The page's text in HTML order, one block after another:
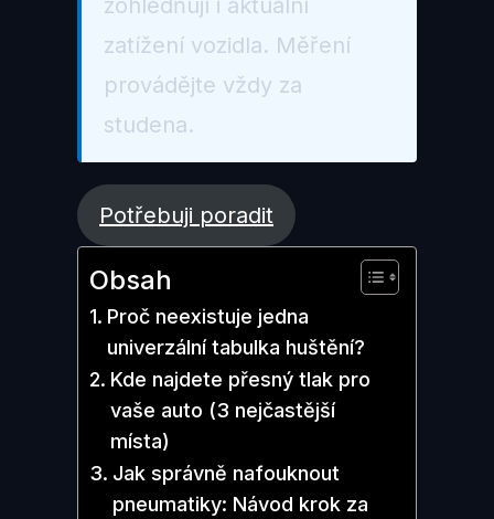
zohledňují i aktuální
zatížení vozidla. Měření
provádějte vždy za
studena.
Potřebuji poradit
Obsah
Proč neexistuje jedna
univerzální tabulka huštění?
Kde najdete přesný tlak pro
vaše auto (3 nejčastější
místa)
Jak správně nafouknout
pneumatiky: Návod krok za